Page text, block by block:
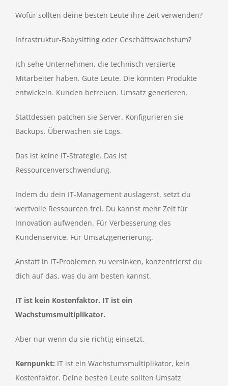
Wofür sollten deine besten Leute ihre Zeit verwenden?
Infrastruktur-Babysitting oder Geschäftswachstum?
Ich sehe Unternehmen, die technisch versierte
Mitarbeiter haben. Gute Leute. Die könnten Produkte
entwickeln. Kunden betreuen. Umsatz generieren.
Stattdessen patchen sie Server. Konfigurieren sie
Backups. Überwachen sie Logs.
Das ist keine IT-Strategie. Das ist
Ressourcenverschwendung.
Indem du dein IT-Management auslagerst, setzt du
wertvolle Ressourcen frei. Du kannst mehr Zeit für
Innovation aufwenden. Für Verbesserung des
Kundenservice. Für Umsatzgenerierung.
Anstatt in IT-Problemen zu versinken, konzentrierst du
dich auf das, was du am besten kannst.
IT ist kein Kostenfaktor. IT ist ein
Wachstumsmultiplikator.
Aber nur wenn du sie richtig einsetzt.
Kernpunkt: IT ist ein Wachstumsmultiplikator, kein
Kostenfaktor. Deine besten Leute sollten Umsatz